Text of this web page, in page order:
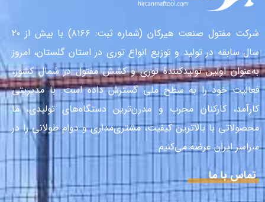
شرکت مفتول صنعت هیرکان (شماره ثبت: ۸۱۶۶) با بیش از ۲۰
سال سابقه در تولید و توزیع انواع توری در استان گلستان، امروز
به‌عنوان اولین تولیدکنندهٔ توری و کشش مفتول در شمال کشور،
فعالیت خود را به سطح ملی گسترش داده است. با مدیریتی
کارآمد، کارکنان مجرب و مدرن‌ترین دستگاه‌های تولیدی، ما
محصولاتی با بالاترین کیفیت، مشتری‌مداری و دوام طولانی را در
سراسر ایران عرضه می‌کنیم.
تماس با ما